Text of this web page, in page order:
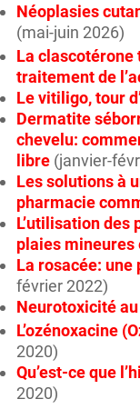
Néoplasies
(mai-juin 2026)
La clascotérone
traitement de
Le vitiligo, tour
Dermatite
chevelu:
libre (janvier-
Les solutions à
pharmacie
L’utilisation
plaies mineures
La rosacée:
février 2022)
Neurotoxicité
L’ozénoxacine
2020)
Qu’est-ce que
2020)